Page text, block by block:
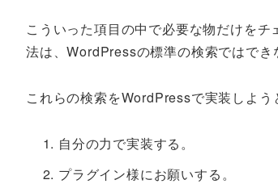
こういった項目の中で必要な物だけを
法は、WordPressの標準の検索ではでき
これらの検索をWordPressで実装しよう
自分の力で実装する。
プラグイン様にお願いする。